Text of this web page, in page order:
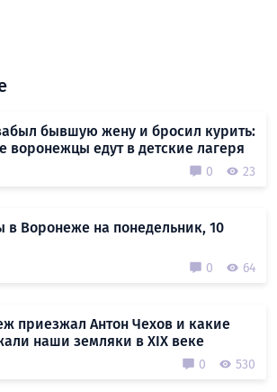
бывшую жену и бросил курить:
воронежцы едут в детские лагеря
0 23
в Воронеже на понедельник, 10
0 64
приезжал Антон Чехов и какие
наши земляки в XIX веке
0 530